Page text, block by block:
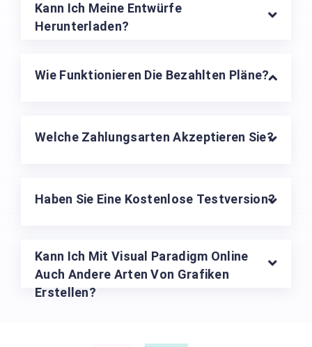
Kann Ich Meine Entwürfe
Herunterladen?
Wie Funktionieren Die Bezahlten Pläne?
Welche Zahlungsarten Akzeptieren Sie?
Haben Sie Eine Kostenlose Testversion?
Kann Ich Mit Visual Paradigm Online
Auch Andere Arten Von Grafiken
Erstellen?